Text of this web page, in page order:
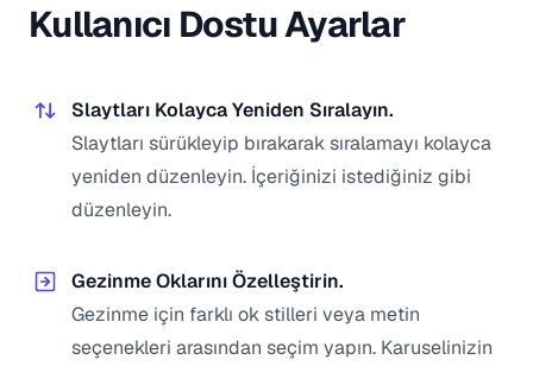
Kullanıcı Dostu Ayarlar
Slaytları Kolayca Yeniden Sıralayın.
Slaytları sürükleyip bırakarak sıralamayı kolayca
yeniden düzenleyin. İçeriğinizi istediğiniz gibi
düzenleyin.
Gezinme Oklarını Özelleştirin.
Gezinme için farklı ok stilleri veya metin
seçenekleri arasından seçim yapın. Karuselinizin